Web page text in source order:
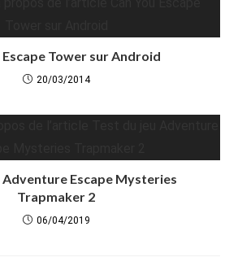
Escape Tower sur Android
20/03/2014
Adventure Escape Mysteries
Trapmaker 2
06/04/2019